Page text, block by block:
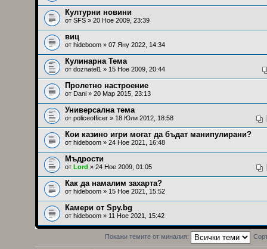
Културни новини
от SFS » 20 Ное 2009, 23:39
виц
от hideboom » 07 Яну 2022, 14:34
Кулинарна Тема
от doznatel1 » 15 Ное 2009, 20:44
Пролетно настроение
от Dani » 20 Мар 2015, 23:13
Универсална тема
от policeofficer » 18 Юли 2012, 18:58
Кои казино игри могат да бъдат манипулирани?
от hideboom » 24 Ное 2021, 16:48
Мъдрости
от Lord » 24 Ное 2009, 01:05
Как да намалим захарта?
от hideboom » 15 Ное 2021, 15:52
Камери от Spy.bg
от hideboom » 11 Ное 2021, 15:42
Покажи темите от миналия: